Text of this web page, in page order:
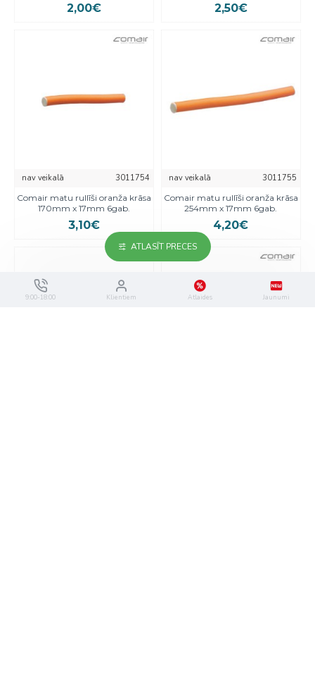
2,00€ 2,50€
nav veikalā
3011754
Comair matu rullīši oranža krāsa
170mm x 17mm 6gab.
3,10€
nav veikalā
3011755
Comair matu rullīši oranža krāsa
254mm x 17mm 6gab.
4,20€
9:00-18:00 Klientiem Atlaides Jaunumi
ATLASĪT PRECES